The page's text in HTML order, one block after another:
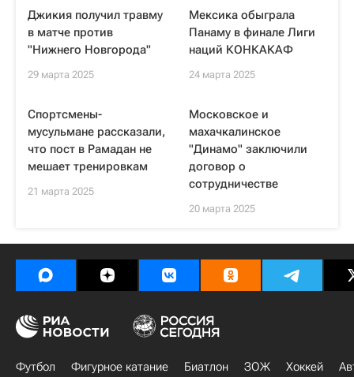
Джикия получил травму
в матче против
"Нижнего Новгорода"
29 марта 2025
Мексика обыграла
Панаму в финале Лиги
наций КОНКАКАФ
24 марта 2025
Спортсмены-
мусульмане рассказали,
что пост в Рамадан не
мешает тренировкам
21 марта 2025
Московское и
махачкалинское
"Динамо" заключили
договор о
сотрудничестве
20 марта 2025
Футбол Фигурное катание Биатлон ЗОЖ Хоккей